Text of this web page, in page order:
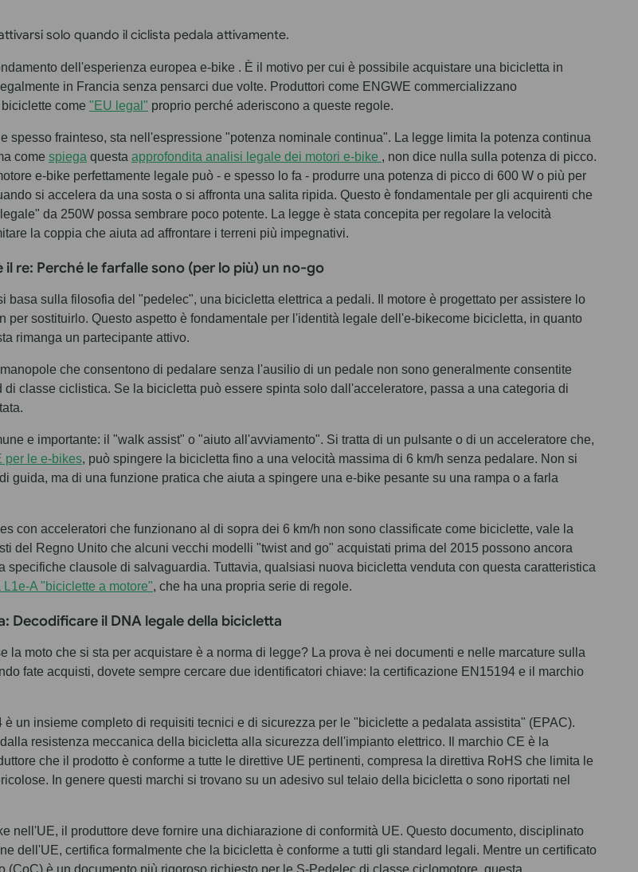
solo quando il ciclista pedala attivamente.
dell'esperienza europea e-bike . È il motivo per cui è possibile acquistare una bicicletta in
in Francia senza pensarci due volte. Produttori come ENGWE commercializzano
come "EU legal" proprio perché aderiscono a queste regole.
spesso frainteso, sta nell'espressione "potenza nominale continua". La legge limita la potenza continua
come spiega questa approfondita analisi legale dei motori e-bike , non dice nulla sulla potenza di picco.
e-bike perfettamente legale può - e spesso lo fa - produrre una potenza di picco di 600 W o più per
si accelera da una sosta o si affronta una salita ripida. Questo è fondamentale per gli acquirenti che
da 250W possa sembrare poco potente. La legge è stata concepita per regolare la velocità
la coppia che aiuta ad affrontare i terreni più impegnativi.
il re: Perché le farfalle sono (per lo più) un no-go
basa sulla filosofia del "pedelec", una bicicletta elettrica a pedali. Il motore è progettato per assistere lo
per sostituirlo. Questo aspetto è fondamentale per l'identità legale dell'e-bikecome bicicletta, in quanto
rimanga un partecipante attivo.
che consentono di pedalare senza l'ausilio di un pedale non sono generalmente consentite
di classe ciclistica. Se la bicicletta può essere spinta solo dall'acceleratore, passa a una categoria di
e importante: il "walk assist" o "aiuto all'avviamento". Si tratta di un pulsante o di un acceleratore che,
per le e-bikes, può spingere la bicicletta fino a una velocità massima di 6 km/h senza pedalare. Non si
guida, ma di una funzione pratica che aiuta a spingere una e-bike pesante su una rampa o a farla
con acceleratori che funzionano al di sopra dei 6 km/h non sono classificate come biciclette, vale la
del Regno Unito che alcuni vecchi modelli "twist and go" acquistati prima del 2015 possono ancora
specifiche clausole di salvaguardia. Tuttavia, qualsiasi nuova bicicletta venduta con questa caratteristica
L1e-A "biciclette a motore", che ha una propria serie di regole.
Decodificare il DNA legale della bicicletta
la moto che si sta per acquistare è a norma di legge? La prova è nei documenti e nelle marcature sulla
fate acquisti, dovete sempre cercare due identificatori chiave: la certificazione EN15194 e il marchio
è un insieme completo di requisiti tecnici e di sicurezza per le "biciclette a pedalata assistita" (EPAC).
resistenza meccanica della bicicletta alla sicurezza dell'impianto elettrico. Il marchio CE è la
che il prodotto è conforme a tutte le direttive UE pertinenti, compresa la direttiva RoHS che limita le
In genere questi marchi si trovano su un adesivo sul telaio della bicicletta o sono riportati nel
nell'UE, il produttore deve fornire una dichiarazione di conformità UE. Questo documento, disciplinato
dell'UE, certifica formalmente che la bicicletta è conforme a tutti gli standard legali. Mentre un certificato